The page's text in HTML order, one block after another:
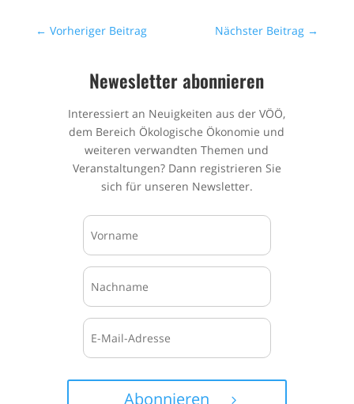
← Vorheriger Beitrag Nächster Beitrag →
Newesletter abonnieren
Interessiert an Neuigkeiten aus der VÖÖ,
dem Bereich Ökologische Ökonomie und
weiteren verwandten Themen und
Veranstaltungen? Dann registrieren Sie
sich für unseren Newsletter.
Abonnieren